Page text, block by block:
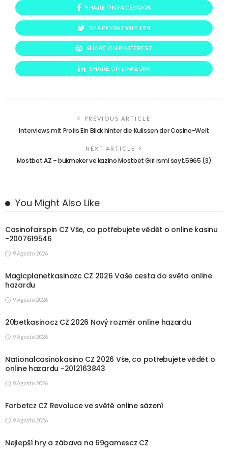
SHARE ON FACEBOOK
SHARE ON TWITTER
SHARE ON PINTEREST
SHARE ON LINKEDIN
PREVIOUS ARTICLE
Interviews mit Profis Ein Blick hinter die Kulissen der Casino-Welt
NEXT ARTICLE
Mostbet AZ – bukmeker ve kazino Mostbet Giri rsmi sayt.5965 (3)
You Might Also Like
Casinofairspin CZ Vše, co potřebujete vědět o online kasinu
-2007619546
9 Agosto 2026
Magicplanetkasinozc CZ 2026 Vaše cesta do světa online
hazardu
9 Agosto 2026
20betkasinocz CZ 2026 Nový rozměr online hazardu
9 Agosto 2026
Nationalcasinokasino CZ 2026 Vše, co potřebujete vědět o
online hazardu -2012163843
9 Agosto 2026
Forbetcz CZ Revoluce ve světě online sázení
9 Agosto 2026
Nejlepší hry a zábava na 69gamescz CZ